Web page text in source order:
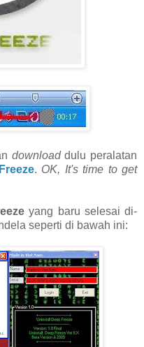
downloaddulu peralatan
. OK, It's time to get
yang baru selesai di-
seperti di bawah ini: